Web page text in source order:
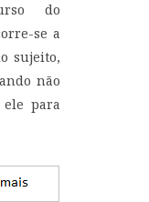
do
se a
sujeito,
não
para